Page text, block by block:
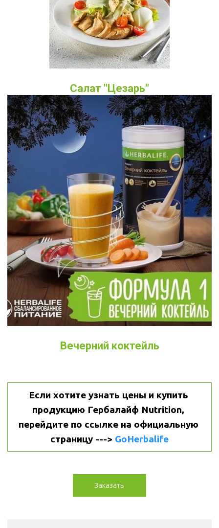
Салат "Цезарь"
Вечерний коктейль
Если хотите узнать цены и купить
продукцию Гербалайф Nutrition,
перейдите по ссылке на официальную
страницу ---> GoHerbalife
Заказать